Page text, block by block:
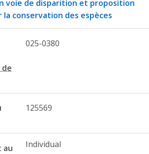
voie de disparition et proposition
la conservation des espèces
025-0380
125569
au
Individual